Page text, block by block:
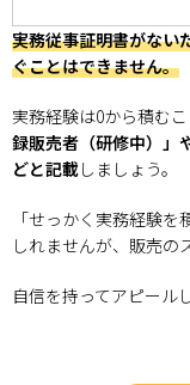
実務従事証明書がない
ぐことはできません。
実務経験は0から積むこ
録販売者（研修中）」
どと記載しましょう。
「せっかく実務経験
しれませんが、販売の
自信を持ってアピール